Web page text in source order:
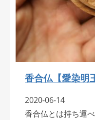
香合仏【愛染明
2020-06-14
香合仏とは持ち運